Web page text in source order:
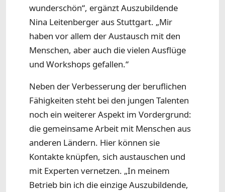
wunderschön“, ergänzt Auszubildende
Nina Leitenberger aus Stuttgart. „Mir
haben vor allem der Austausch mit den
Menschen, aber auch die vielen Ausflüge
und Workshops gefallen.“
Neben der Verbesserung der beruflichen
Fähigkeiten steht bei den jungen Talenten
noch ein weiterer Aspekt im Vordergrund:
die gemeinsame Arbeit mit Menschen aus
anderen Ländern. Hier können sie
Kontakte knüpfen, sich austauschen und
mit Experten vernetzen. „In meinem
Betrieb bin ich die einzige Auszubildende,